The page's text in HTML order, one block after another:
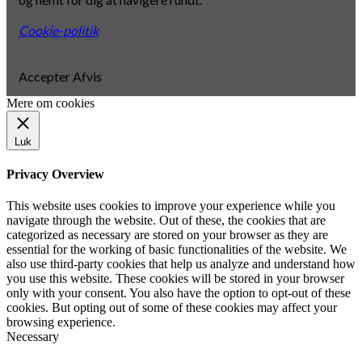
Cookie-politik
Accepter Afvis
Mere om cookies
Luk
Privacy Overview
This website uses cookies to improve your experience while you
navigate through the website. Out of these, the cookies that are
categorized as necessary are stored on your browser as they are
essential for the working of basic functionalities of the website. We
also use third-party cookies that help us analyze and understand how
you use this website. These cookies will be stored in your browser
only with your consent. You also have the option to opt-out of these
cookies. But opting out of some of these cookies may affect your
browsing experience.
Necessary